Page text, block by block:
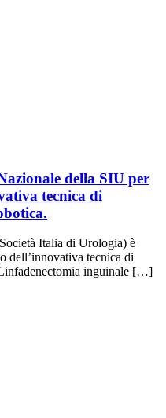
della SIU per
tecnica di
Italia di Urologia) è
dell’innovativa tecnica di
inguinale […]